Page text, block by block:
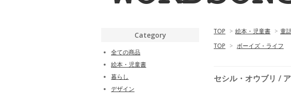
TOP > 絵本・児童書 > 童
TOP > ボーイズ・ライフ
セシル・オウブリ /
Category
全ての商品
絵本・児童書
暮らし
デザイン